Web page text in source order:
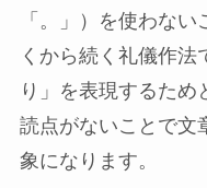
「。」）を使わな
くから続く礼儀作法
り」を表現するため
読点がないことで文
象になります。